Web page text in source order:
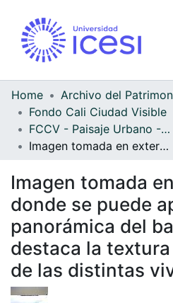
Home
Fondo Cali Ciudad Visible
FCCV - Paisaje Urbano - Patrimonial
Imagen tomada en exterior, donde se puede apreciar la vista panorámica del barrio, se destaca la textura de los tejados de las distintas viviendas
Imagen tomada
donde se puede
panorámica del
destaca la
de las distintas